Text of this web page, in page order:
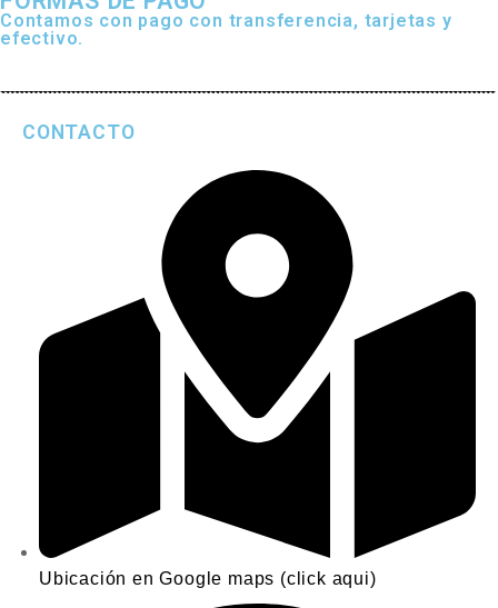
Contamos con pago con transferencia, tarjetas y
efectivo.
CONTACTO
Ubicación en Google maps (click aqui)